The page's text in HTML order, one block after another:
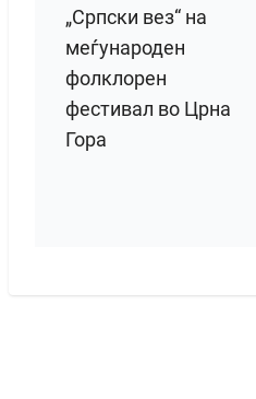
„Српски вез“ на
меѓународен
фолклорен
фестивал во Црна
Гора